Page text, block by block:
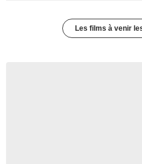
Les films à venir